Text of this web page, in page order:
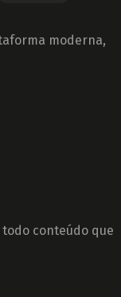
moderna,
conteúdo que